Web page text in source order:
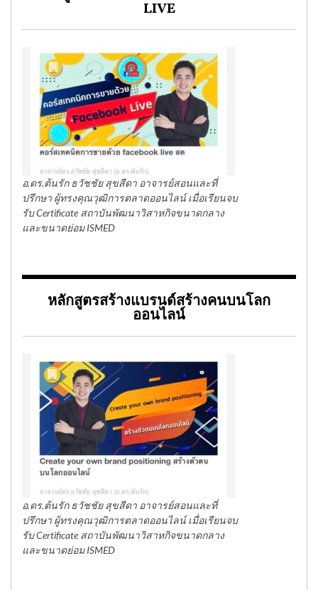
LIVE
อ.ดร.ต้นรัก ธวัชชัย สุขสีดา อาจารย์สอนและที่
ปรึกษา ผู้ทรงคุณวุฒิการตลาดออนไลน์ เมื่อเรียนจบ
รับ Certificate สถาบันพัฒนาวิสาหกิจขนาดกลาง
และขนาดย่อม ISMED
หลักสูตรสร้างแบรนด์สร้างคนบนโลก
ออนไลน์
อ.ดร.ต้นรัก ธวัชชัย สุขสีดา อาจารย์สอนและที่
ปรึกษา ผู้ทรงคุณวุฒิการตลาดออนไลน์ เมื่อเรียนจบ
รับ Certificate สถาบันพัฒนาวิสาหกิจขนาดกลาง
และขนาดย่อม ISMED